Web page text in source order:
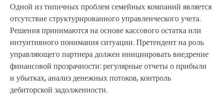
Одной из типичных проблем семейных компаний является
отсутствие структурированного управленческого учета.
Решения принимаются на основе кассового остатка или
интуитивного понимания ситуации. Претендент на роль
управляющего партнера должен инициировать внедрение
финансовой прозрачности: регулярные отчеты о прибыли
и убытках, анализ денежных потоков, контроль
дебиторской задолженности.